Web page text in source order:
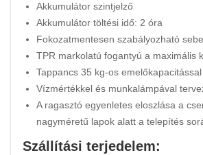
Akkumulátor szintjelző
Akkumulátor töltési idő: 2 óra
Fokozatmentesen szabályozható
TPR markolatú fogantyú a maximális
Tappancs 35 kg-os emelőkapacitással
Vízmértékkel és munkalámpával
A ragasztó egyenletes eloszlása a
nagyméretű lapok alatt a telepítés
Szállítási terjedelem: